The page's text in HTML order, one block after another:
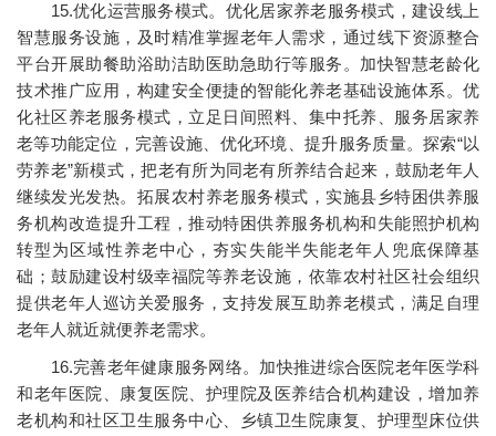
15.优化运营服务模式。优化居家养老服务模式，建设线上
智慧服务设施，及时精准掌握老年人需求，通过线下资源整合
平台开展助餐助浴助洁助医助急助行等服务。加快智慧老龄化
技术推广应用，构建安全便捷的智能化养老基础设施体系。优
化社区养老服务模式，立足日间照料、集中托养、服务居家养
老等功能定位，完善设施、优化环境、提升服务质量。探索“以
劳养老”新模式，把老有所为同老有所养结合起来，鼓励老年人
继续发光发热。拓展农村养老服务模式，实施县乡特困供养服
务机构改造提升工程，推动特困供养服务机构和失能照护机构
转型为区域性养老中心，夯实失能半失能老年人兜底保障基
础；鼓励建设村级幸福院等养老设施，依靠农村社区社会组织
提供老年人巡访关爱服务，支持发展互助养老模式，满足自理
老年人就近就便养老需求。
16.完善老年健康服务网络。加快推进综合医院老年医学科
和老年医院、康复医院、护理院及医养结合机构建设，增加养
老机构和社区卫生服务中心、乡镇卫生院康复、护理型床位供